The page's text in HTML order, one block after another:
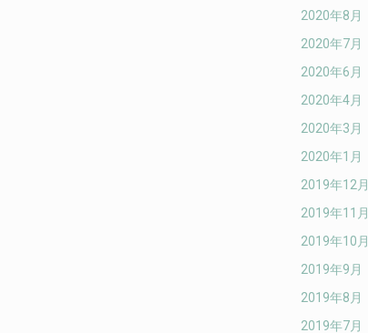
2020年8月
2020年7月
2020年6月
2020年4月
2020年3月
2020年1月
2019年12月
2019年11月
2019年10月
2019年9月
2019年8月
2019年7月